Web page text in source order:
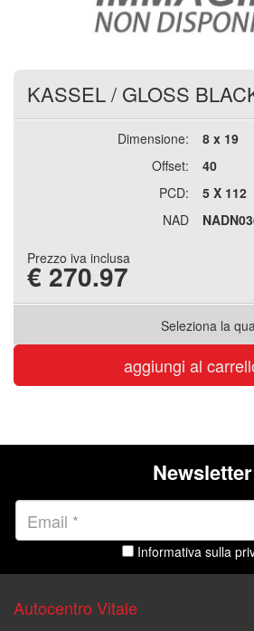
KASSEL/ GLOSS
Dimensione:
8 x 19
Offset:
40
PCD:
5 X 112
NAD
Prezzo iva inclusa
€ 270.97
Seleziona la
aggiungi al
Newsletter
Informativa sulla
Autocentro Vitale